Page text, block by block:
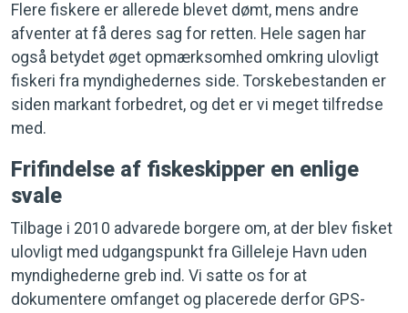
Flere fiskere er allerede blevet dømt, mens andre
afventer at få deres sag for retten. Hele sagen har
også betydet øget opmærksomhed omkring ulovligt
fiskeri fra myndighedernes side. Torskebestanden er
siden markant forbedret, og det er vi meget tilfredse
med.
Frifindelse af fiskeskipper en enlige
svale
Tilbage i 2010 advarede borgere om, at der blev fisket
ulovligt med udgangspunkt fra Gilleleje Havn uden
myndighederne greb ind. Vi satte os for at
dokumentere omfanget og placerede derfor GPS-